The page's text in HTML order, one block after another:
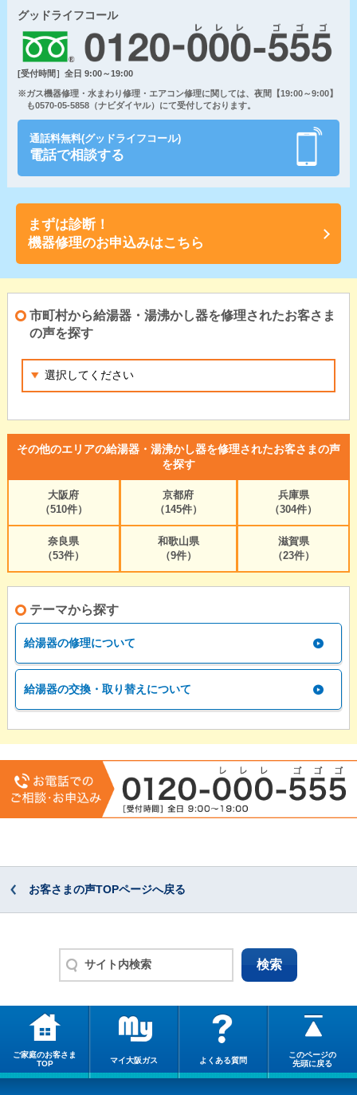
グッドライフコール
[受付時間］全日 9:00～19:00
※ガス機器修理・水まわり修理・エアコン修理に関しては、夜間【19:00～9:00】
も0570-05-5858（ナビダイヤル）にて受付しております。
通話料無料(グッドライフコール)
電話で相談する
まずは診断！
機器修理のお申込みはこちら
市町村から給湯器・湯沸かし器を修理されたお客さま
の声を探す
その他のエリアの給湯器・湯沸かし器を修理されたお客さまの声
を探す
大阪府
（510件）
京都府
（145件）
兵庫県
（304件）
奈良県
（53件）
和歌山県
（9件）
滋賀県
（23件）
テーマから探す
給湯器の修理について
給湯器の交換・取り替えについて
お客さまの声TOPページへ戻る
ご家庭のお客さま
TOP
マイ大阪ガス よくある質問
このページの
先頭に戻る